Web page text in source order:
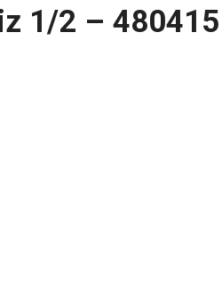
1/2 – 480415